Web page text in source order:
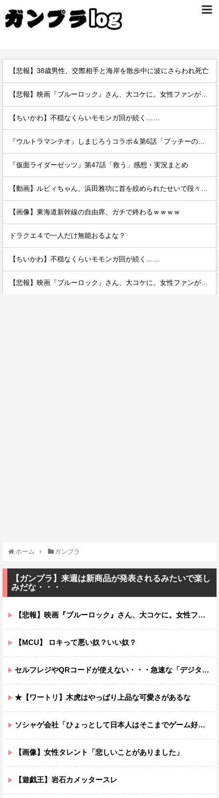
【悲報】38歳男性、交際相手と海岸を散歩中に波にさらわれ死亡
【ちいかわ】不穏なくらいモモンガ回が続く……
『仮面ライダーゼッツ』第47話「救う」感想・実況まとめ
【画像】東海道新幹線の自由席、ガチで終わるｗｗｗｗ
ドラクエ４で一人だけ無能おるよな？
【ちいかわ】不穏なくらいモモンガ回が続く……
ホーム ガンプラ
【ガンプラ】来週は新商品が発表されるみたいで楽し
みだな・・・
【悲報】映画『ブルーロック』さん、大コケに。女性ファンが殺到するんじゃなかったの？
【MCU】 ロキって悪い奴？いい奴？
セルフレジやQRコードが使えない・・・急速な「デジタル化」に取り残される60代母、結婚をためらう娘の苦悩
★【ワートリ】木虎はやっぱり上品な可愛さがあるな
ソシャゲ会社「ひょっとして日本人はそこまでゲーム好きではないのでは…？」
【画像】女性タレント「悲しいことがありました」
【遊戯王】岩石カメッタースレ